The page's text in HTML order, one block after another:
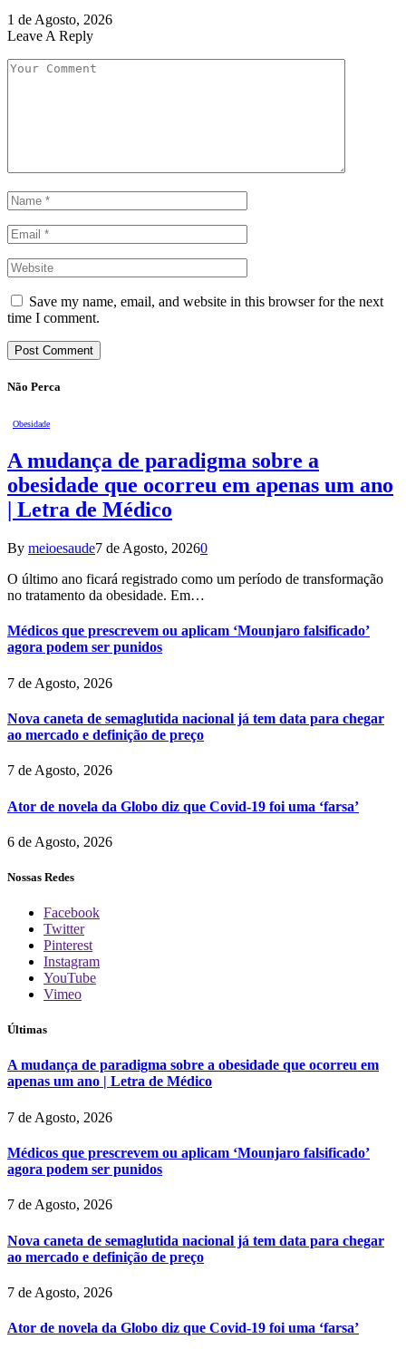
1 de Agosto, 2026
Leave A Reply
Save my name, email, and website in this browser for the next
time I comment.
Não Perca
Obesidade
A mudança de paradigma sobre a
obesidade que ocorreu em apenas um ano
| Letra de Médico
By meioesaude7 de Agosto, 20260
O último ano ficará registrado como um período de transformação
no tratamento da obesidade. Em…
Médicos que prescrevem ou aplicam ‘Mounjaro falsificado’
agora podem ser punidos
7 de Agosto, 2026
Nova caneta de semaglutida nacional já tem data para chegar
ao mercado e definição de preço
7 de Agosto, 2026
Ator de novela da Globo diz que Covid-19 foi uma ‘farsa’
6 de Agosto, 2026
Nossas Redes
Facebook
Twitter
Pinterest
Instagram
YouTube
Vimeo
Últimas
A mudança de paradigma sobre a obesidade que ocorreu em
apenas um ano | Letra de Médico
7 de Agosto, 2026
Médicos que prescrevem ou aplicam ‘Mounjaro falsificado’
agora podem ser punidos
7 de Agosto, 2026
Nova caneta de semaglutida nacional já tem data para chegar
ao mercado e definição de preço
7 de Agosto, 2026
Ator de novela da Globo diz que Covid-19 foi uma ‘farsa’